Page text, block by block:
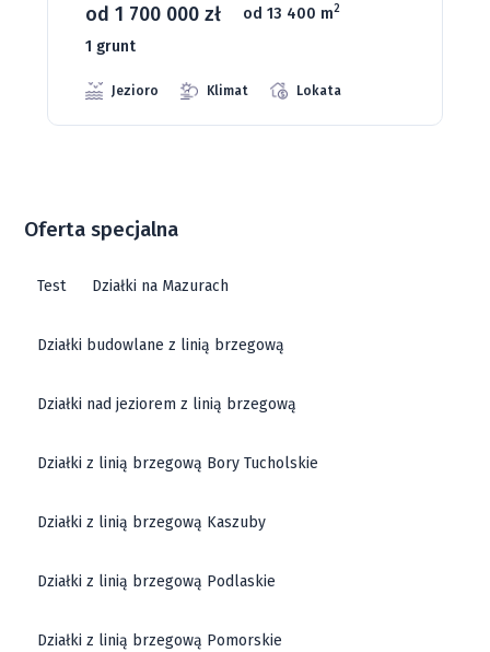
od 93 280 zł od 1075 m 2 66 grunt
Oferta specjalna
Test Działki na Mazurach
Działki budowlane z linią brzegową
Działki nad jeziorem z linią brzegową
Działki z linią brzegową Bory Tucholskie
Działki z linią brzegową Kaszuby
Działki z linią brzegową Podlaskie
Działki z linią brzegową Pomorskie